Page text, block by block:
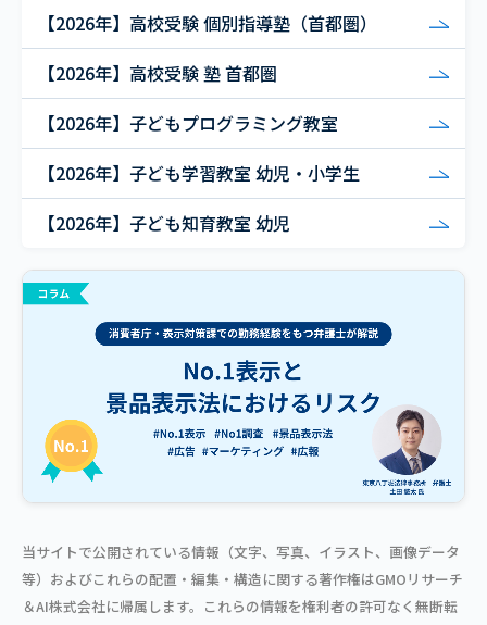
【2026年】高校受験 個別指導塾（首都圏）
【2026年】高校受験 塾 首都圏
【2026年】子どもプログラミング教室
【2026年】子ども学習教室 幼児・小学生
【2026年】子ども知育教室 幼児
当サイトで公開されている情報（文字、写真、イラスト、画像データ
等）およびこれらの配置・編集・構造に関する著作権はGMOリサーチ
＆AI株式会社に帰属します。これらの情報を権利者の許可なく無断転